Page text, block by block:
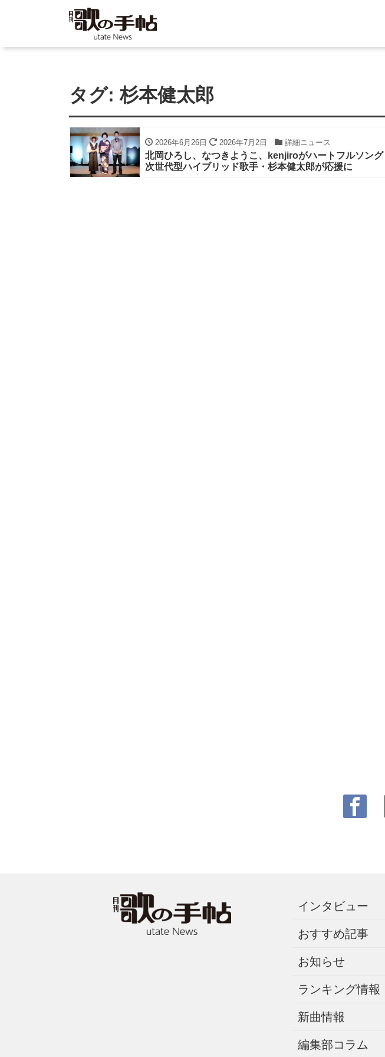
タグ:杉本健太郎
2026年6月26日 2026年7月2日 詳細ニュース
北岡ひろし、なつきようこ、kenjiroがハートフルソン
次世代型ハイブリッド歌手・杉本健太郎が応援に
インタビュー
おすすめ記事
お知らせ
ランキング情報
新曲情報
編集部コラム